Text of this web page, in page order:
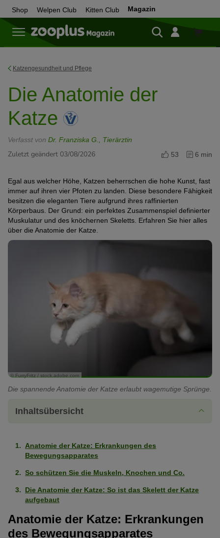
Shop Welpen Club Kitten Club Magazin
Zum
Katzengesundheit und Pflege
Die Anatomie der
Katze
Verfasst von Dr. Franziska G., Tierärztin
Zuletzt geändert 03/08/2026 53 6 min
Egal aus welcher Höhe, Katzen beherrschen die hohe Kunst, fast
immer auf ihren vier Pfoten zu landen. Diese besondere Fähigkeit
besitzen die eleganten Tiere aufgrund ihres raffinierten
Körperbaus. Der Grund: ein perfektes Zusammenspiel definierter
Muskulatur und des knöchernen Skeletts. Erfahren Sie hier alles
über die Anatomie der Katze.
© FurryFritz / stock.adobe.com
Die spannende Anatomie der Katze erlaubt wagemutige Sprünge.
Inhaltsübersicht
Anatomie der Katze: Erkrankungen des
Bewegungsapparates
So schützen Sie die Muskeln, Knochen und Co.
Die Anatomie der Katze: So ist das Skelett der Katze
aufgebaut
Anatomie der Katze: Erkrankungen
des Bewegungsapparates